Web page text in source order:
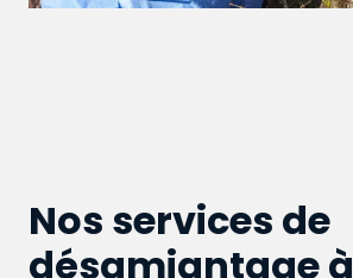
Nos services de
désamiantage à